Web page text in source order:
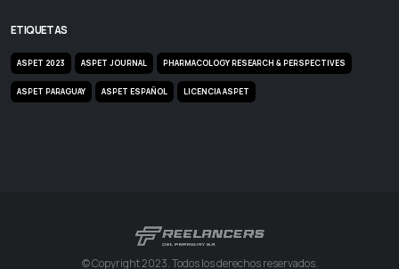
ETIQUETAS
ASPET 2023 ASPET JOURNAL PHARMACOLOGY RESEARCH & PERSPECTIVES
ASPET PARAGUAY ASPET ESPAÑOL LICENCIA ASPET
© Copyright 2023. Todos los derechos reservados.